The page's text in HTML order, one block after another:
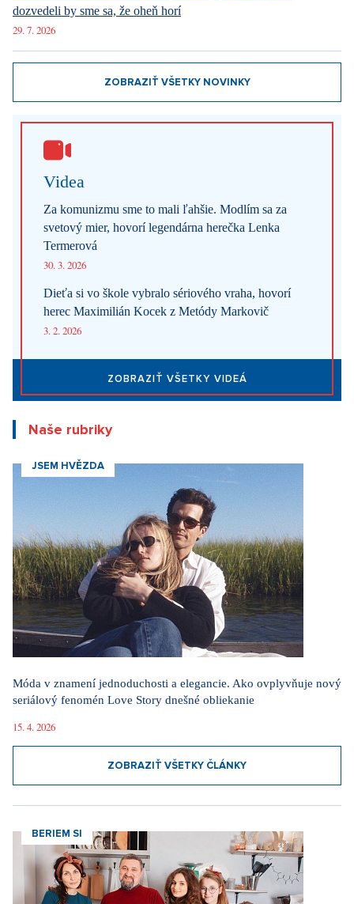
dozvedeli by sme sa, že oheň horí
29. 7. 2026
ZOBRAZIŤ VŠETKY NOVINKY
Videa
Za komunizmu sme to mali ľahšie. Modlím sa za
svetový mier, hovorí legendárna herečka Lenka
Termerová
30. 3. 2026
Dieťa si vo škole vybralo sériového vraha, hovorí
herec Maximilián Kocek z Metódy Markovič
3. 2. 2026
ZOBRAZIŤ VŠETKY VIDEÁ
Naše rubriky
JSEM HVĚZDA
Móda v znamení jednoduchosti a elegancie. Ako ovplyvňuje nový
seriálový fenomén Love Story dnešné obliekanie
15. 4. 2026
ZOBRAZIŤ VŠETKY ČLÁNKY
BERIEM SI